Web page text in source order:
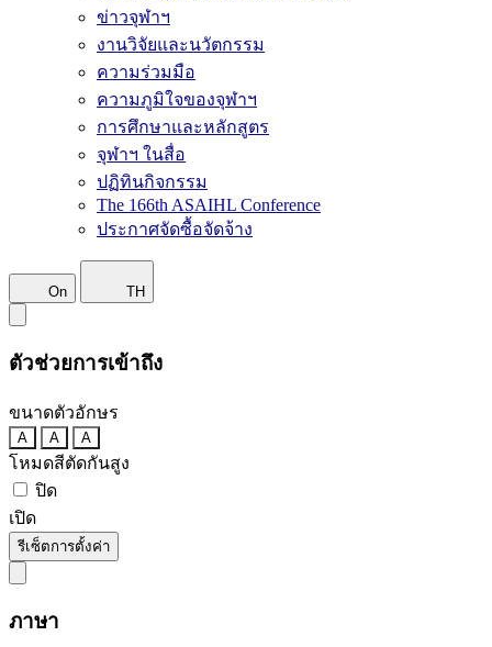
ข่าวจุฬาฯ
งานวิจัยและนวัตกรรม
ความร่วมมือ
ความภูมิใจของจุฬาฯ
การศึกษาและหลักสูตร
จุฬาฯ ในสื่อ
ปฏิทินกิจกรรม
The 166th ASAIHL Conference
ประกาศจัดซื้อจัดจ้าง
On TH
ตัวช่วยการเข้าถึง
ขนาดตัวอักษร
A A A
โหมดสีตัดกันสูง
ปิด
เปิด
รีเซ็ตการตั้งค่า
ภาษา